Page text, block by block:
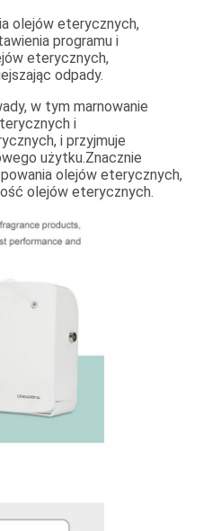
olejów eterycznych,
programu i
eterycznych,
odpady.
w tym marnowanie
i
i przyjmuje
użytku.Znacznie
olejów eterycznych,
olejów eterycznych.